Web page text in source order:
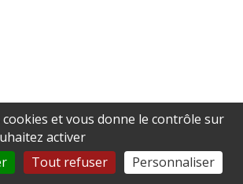
cookies et vous donne le contrôle sur
activer
Tout refuser Personnaliser